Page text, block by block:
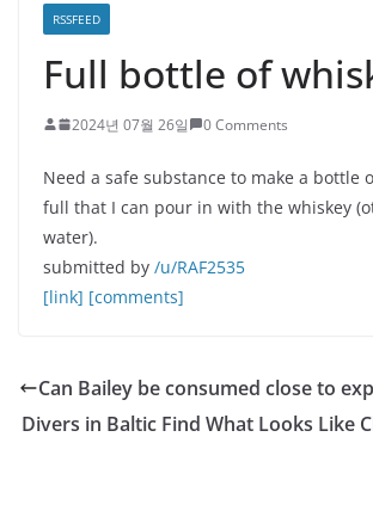
RSSFEED
Full bottle of
2024년 07월 26일 0 Comments
Need a safe substance to make a bottle
full that I can pour in with the whiskey
water).
submitted by /u/RAF2535
[link] [comments]
Can Bailey be consumed close to
Divers in Baltic Find What Looks Like